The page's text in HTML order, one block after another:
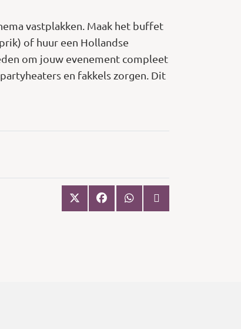
vastplakken. Maak het buffet
of huur een Hollandse
om jouw evenement compleet
en fakkels zorgen. Dit